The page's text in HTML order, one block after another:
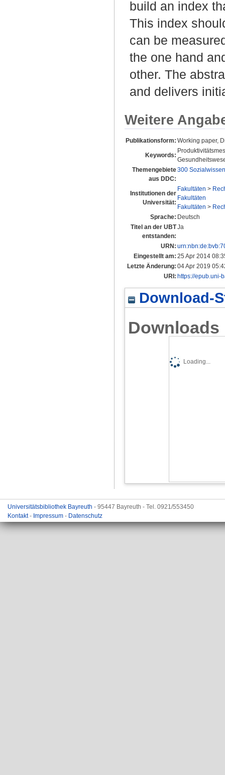
build an index
This index
can be
the one hand
other. The
and delivers
Weitere
Publikationsform: Working paper,
Keywords:
Themengebiete
aus DDC:
300
Institutionen der
Universität:
Fakultäten >
Fakultäten
Fakultäten >
Sprache: Deutsch
Titel an der UBT
entstanden:
Ja
URN:
Eingestellt am: 25 Apr 2014
Letzte Änderung: 04 Apr 2019
URI: https://epub.uni-
Download-
Downloads
Loading...
Universitätsbibliothek Bayreuth - 95447 Bayreuth - Tel. 0921/553450
Kontakt- Impressum - Datenschutz